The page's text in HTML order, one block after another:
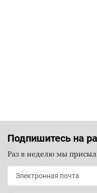
Подпишитесь на
Раз в неделю мы